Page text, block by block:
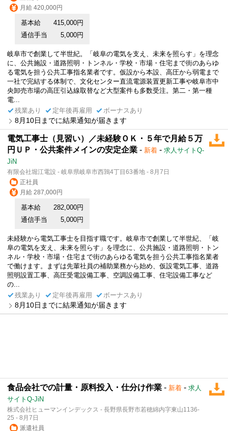
月給 420,000円
基本給
415,000円
通信手当
5,000円
岐阜市で創業して半世紀。「岐阜の電気を支え、未来を照らす」を理念
に、公共施設・道路照明・トンネル・学校・市場・住宅まで街のあらゆ
る電気を担う公共工事指名業者です。仮設から本設、高圧から弱電まで
一社で完結する体制で、文化センター直流電源装置更新工事や岐阜市中
央卸売市場の高圧引込線取替など大型案件も多数受注。第二・第一種
電...
残業あり
定年後再雇用 ボーナスあり
8月10日までに結果通知が届きます
電気工事士（見習い）／未経験ＯＫ・５年で月給５万
円ＵＰ・公共案件メインの安定企業 - 新着 - 求人サイトQ-
JiN
有限会社堀江電設 - 岐阜県岐阜市西鶉4丁目63番地 - 8月7日
正社員
月給 287,000円
基本給
282,000円
通信手当
5,000円
未経験から電気工事士を目指す職です。岐阜市で創業して半世紀、「岐
阜の電気を支え、未来を照らす」を理念に、公共施設・道路照明・トン
ネル・学校・市場・住宅まで街のあらゆる電気を担う公共工事指名業者
で働けます。まずは先輩社員の補助業務から始め、仮設電気工事、道路
照明設置工事、高圧受電設備工事、空調設備工事、住宅設備工事など
の...
残業あり
定年後再雇用 ボーナスあり
8月10日までに結果通知が届きます
食品会社での計量・原料投入・仕分け作業 - 新着 - 求人
サイトQ-JiN
株式会社ヒューマンインデックス - 長野県長野市若穂綿内字東山1136-
25 - 8月7日
派遣社員